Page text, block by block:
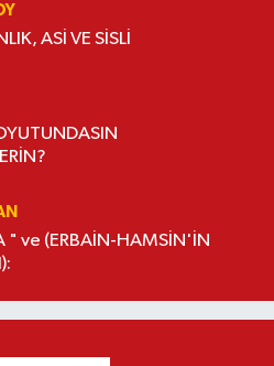
ASİ VE SİSLİ
" ve (ERBAİN-HAMSİN'İN